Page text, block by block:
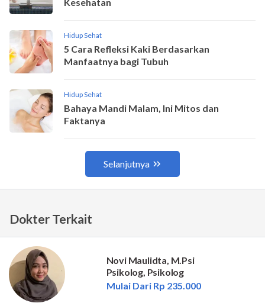
Dokter Terkait